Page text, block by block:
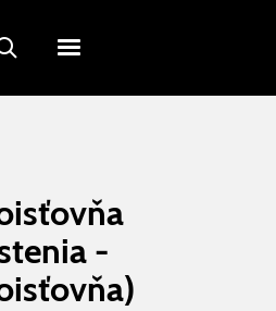
Humanet
-